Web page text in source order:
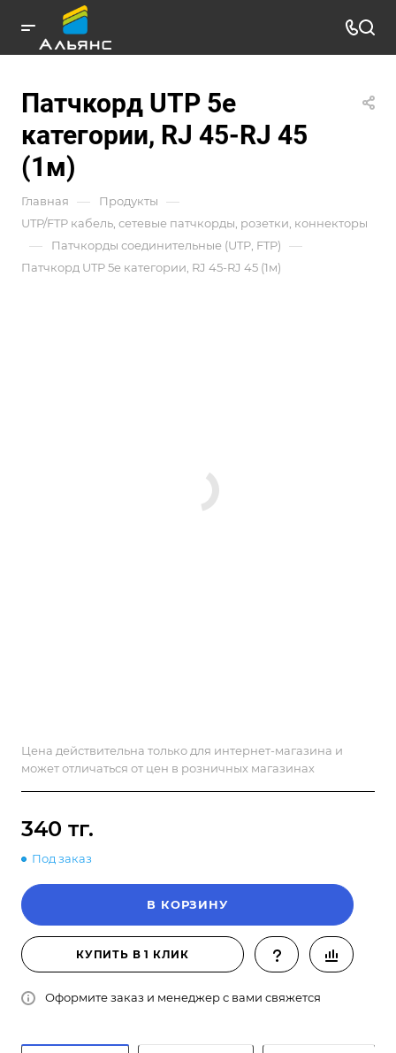
Патчкорд UTP 5e
категории, RJ 45-RJ 45
(1м)
Главная — Продукты —
UTP/FTP кабель, сетевые патчкорды, розетки, коннекторы
— Патчкорды соединительные (UTP, FTP) —
Патчкорд UTP 5e категории, RJ 45-RJ 45 (1м)
Цена действительна только для интернет-магазина и
может отличаться от цен в розничных магазинах
340 тг.
Под заказ
В КОРЗИНУ
КУПИТЬ В 1 КЛИК
Оформите заказ и менеджер с вами свяжется